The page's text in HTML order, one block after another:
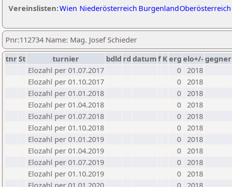
Vereinslisten:Wien Niederösterreich BurgenlandOberösterreich
Pnr:112734 Name: Mag. Josef Schieder
tnrSt turnier bdld rd datumf Kerg elo+/-gegner
Elozahl per 01.07.2017
0 2018
Elozahl per 01.10.2017
0 2018
Elozahl per 01.01.2018
0 2018
Elozahl per 01.04.2018
0 2018
Elozahl per 01.07.2018
0 2018
Elozahl per 01.10.2018
0 2018
Elozahl per 01.01.2019
0 2018
Elozahl per 01.04.2019
0 2018
Elozahl per 01.07.2019
0 2018
Elozahl per 01.10.2019
0 2018
Elozahl per 01.01.2020
0 2018